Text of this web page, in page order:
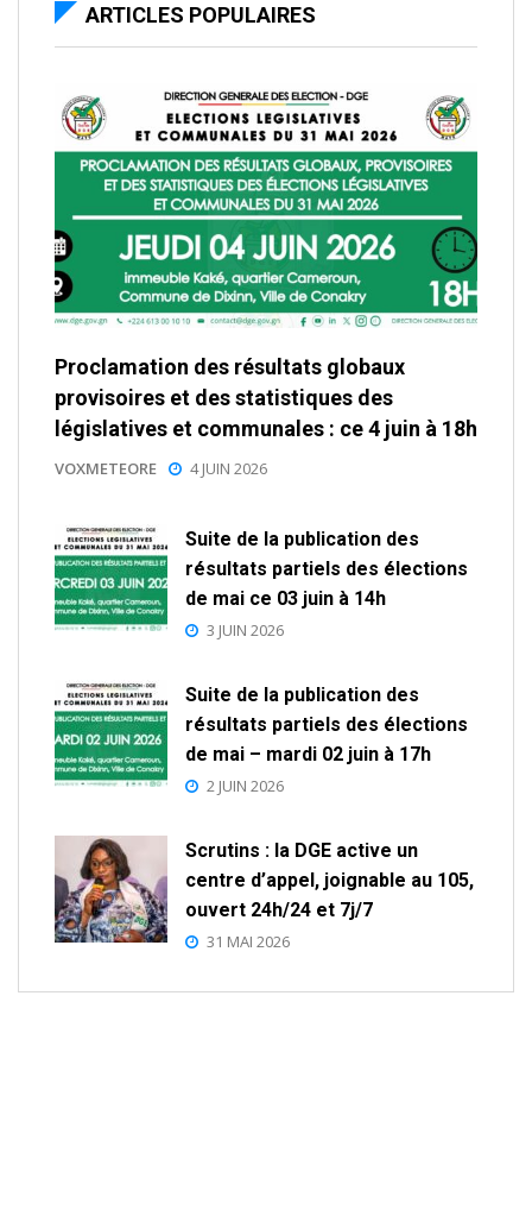
ARTICLES POPULAIRES
Proclamation des résultats globaux
provisoires et des statistiques des
législatives et communales : ce 4 juin à 18h
VOXMETEORE 4 JUIN 2026
Suite de la publication des
résultats partiels des élections
de mai ce 03 juin à 14h
3 JUIN 2026
Suite de la publication des
résultats partiels des élections
de mai – mardi 02 juin à 17h
2 JUIN 2026
Scrutins : la DGE active un
centre d’appel, joignable au 105,
ouvert 24h/24 et 7j/7
31 MAI 2026